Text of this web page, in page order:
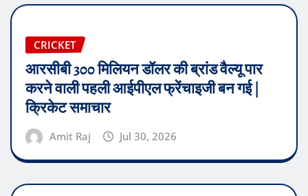
CRICKET
आरसीबी 300 मिलियन डॉलर की ब्रांड वैल्यू पार
करने वाली पहली आईपीएल फ्रेंचाइजी बन गई |
क्रिकेट समाचार
Amit Raj Jul 30, 2026